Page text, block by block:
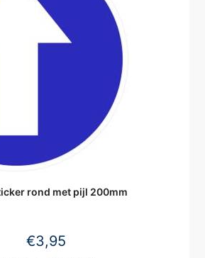
rond met pijl 200mm
€3,95